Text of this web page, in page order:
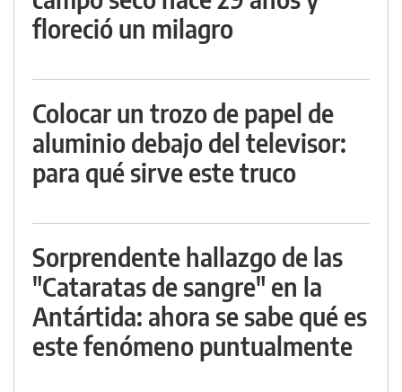
floreció un milagro
Colocar un trozo de papel de
aluminio debajo del televisor:
para qué sirve este truco
Sorprendente hallazgo de las
"Cataratas de sangre" en la
Antártida: ahora se sabe qué es
este fenómeno puntualmente